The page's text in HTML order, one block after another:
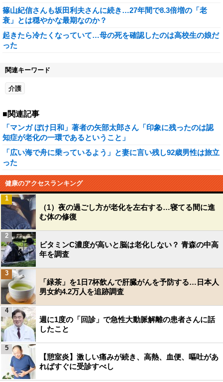
篠山紀信さんも坂田利夫さんに続き…27年間で8.3倍増の「老
衰」とは穏やかな最期なのか？
起きたら冷たくなっていて…母の死を確認したのは高校生の娘だ
った
関連キーワード
介護
■関連記事
「マンガ ぼけ日和」著者の矢部太郎さん「印象に残ったのは認
知症が老化の一環であるということ」
「広い海で舟に乗っているよう」と妻に言い残し92歳男性は旅立
った
健康のアクセスランキング
（1）夜の過ごし方が老化を左右する…寝てる間に進
む体の修復
1
ビタミンC濃度が高いと脳は老化しない？ 青森の中高
年を調査
2
「緑茶」を1日7杯飲んで肝臓がんを予防する…日本人
男女約4.2万人を追跡調査
3
週に1度の「回診」で急性大動脈解離の患者さんに話
したこと
4
【憩室炎】激しい痛みが続き、高熱、血便、嘔吐があ
ればすぐに受診すべし
5